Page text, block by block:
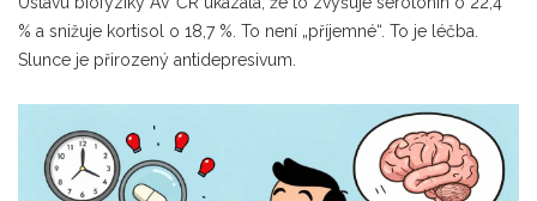
% a snižuje kortisol o 18,7 %. To není „příjemné“. To je léčba.
Slunce je přirozený antidepresivum.